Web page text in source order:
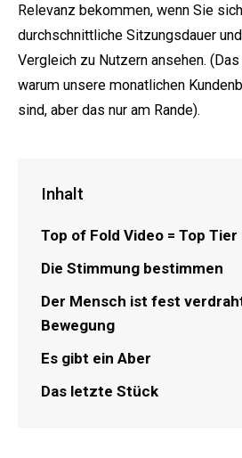
Relevanz bekommen, wenn Sie
durchschnittliche Sitzungsdauer
Vergleich zu Nutzern ansehen.
warum unsere monatlichen
sind, aber das nur am Rande).
Inhalt
Top of Fold Video = Top
Die Stimmung bestimmen
Der Mensch ist fest
Bewegung
Es gibt ein Aber
Das letzte Stück